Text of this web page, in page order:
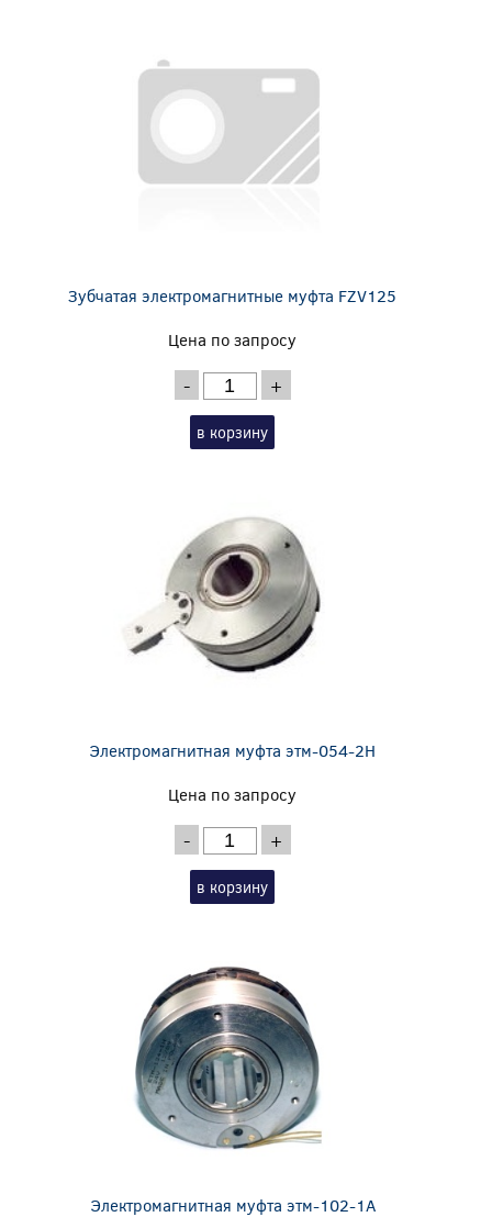
Зубчатая электромагнитные муфта FZV125
Цена по запросу
- +
в корзину
Электромагнитная муфта этм-054-2Н
Цена по запросу
- +
в корзину
Электромагнитная муфта этм-102-1А